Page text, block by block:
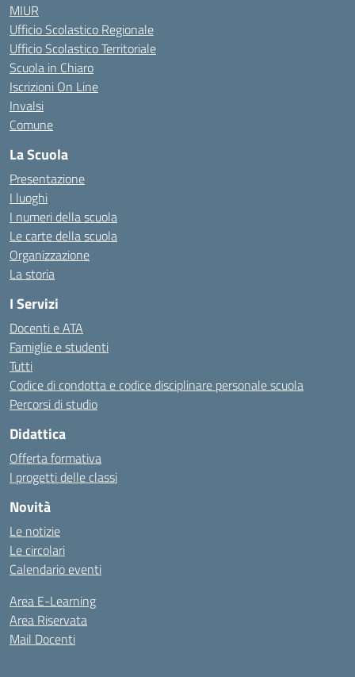
MIUR
Ufficio Scolastico Regionale
Ufficio Scolastico Territoriale
Scuola in Chiaro
Iscrizioni On Line
Invalsi
Comune
La Scuola
Presentazione
I luoghi
I numeri della scuola
Le carte della scuola
Organizzazione
La storia
I Servizi
Docenti e ATA
Famiglie e studenti
Tutti
Codice di condotta e codice disciplinare personale scuola
Percorsi di studio
Didattica
Offerta formativa
I progetti delle classi
Novità
Le notizie
Le circolari
Calendario eventi
Area E-Learning
Area Riservata
Mail Docenti